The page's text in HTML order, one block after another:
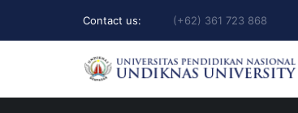
Contact us: (+62) 361 723 868